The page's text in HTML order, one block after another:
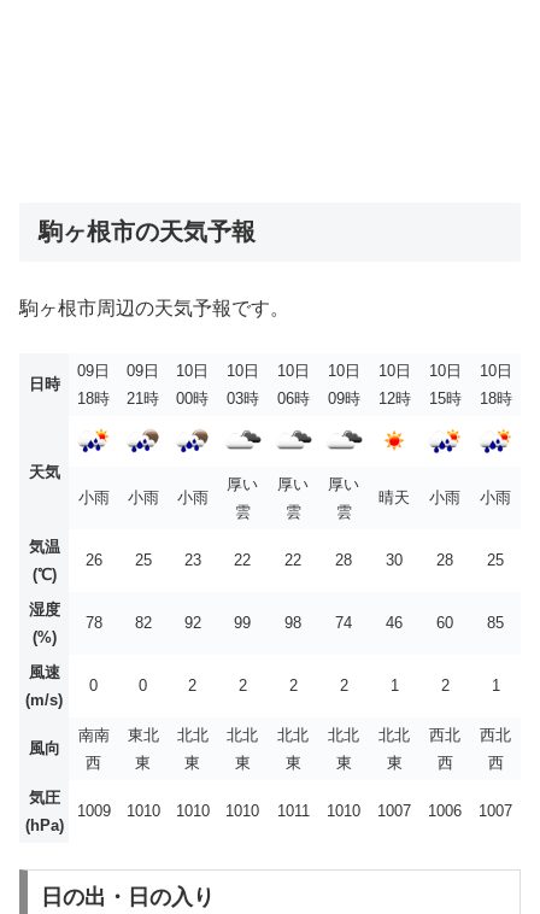
駒ヶ根市の天気予報
駒ヶ根市周辺の天気予報です。
日時
09日
18時
09日
21時
10日
00時
10日
03時
10日
06時
10日
09時
10日
12時
10日
15時
10日
18時
天気
小雨
小雨 小雨
厚い
雲
厚い
雲
厚い
雲
晴天 小雨 小雨
気温
(℃)
26 25 23 22 22 28 30 28 25
湿度
(%)
78 82 92 99 98 74 46 60 85
風速
(m/s)
0 0 2 2 2 2 1 2 1
風向
南南
西
東北
東
北北
東
北北
東
北北
東
北北
東
北北
東
西北
西
西北
西
気圧
(hPa)
1009 1010 1010 1010 1011 1010 1007 1006 1007
日の出・日の入り